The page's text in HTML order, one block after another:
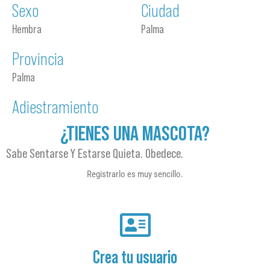
Sexo
Hembra
Ciudad
Palma
Provincia
Palma
Adiestramiento
¿TIENES UNA MASCOTA?
Sabe Sentarse Y Estarse Quieta. Obedece.
Registrarlo es muy sencillo.
Crea tu usuario